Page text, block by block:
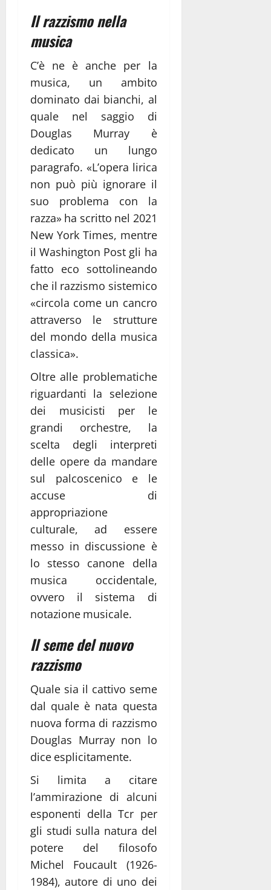
Il razzismo nella
musica
C’è ne è anche per la
musica, un ambito
dominato dai bianchi, al
quale nel saggio di
Douglas Murray è
dedicato un lungo
paragrafo. «L’opera lirica
non può più ignorare il
suo problema con la
razza» ha scritto nel 2021
New York Times, mentre
il Washington Post gli ha
fatto eco sottolineando
che il razzismo sistemico
«circola come un cancro
attraverso le strutture
del mondo della musica
classica».
Oltre alle problematiche
riguardanti la selezione
dei musicisti per le
grandi orchestre, la
scelta degli interpreti
delle opere da mandare
sul palcoscenico e le
accuse di
appropriazione
culturale, ad essere
messo in discussione è
lo stesso canone della
musica occidentale,
ovvero il sistema di
notazione musicale.
Il seme del nuovo
razzismo
Quale sia il cattivo seme
dal quale è nata questa
nuova forma di razzismo
Douglas Murray non lo
dice esplicitamente.
Si limita a citare
l’ammirazione di alcuni
esponenti della Tcr per
gli studi sulla natura del
potere del filosofo
Michel Foucault (1926-
1984), autore di uno dei